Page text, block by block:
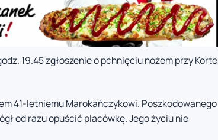
19.45 zgłoszenie o pchnięciu nożem przy Korte
41-letniemu Marokańczykowi. Poszkodowanego
od razu opuścić placówkę. Jego życiu nie